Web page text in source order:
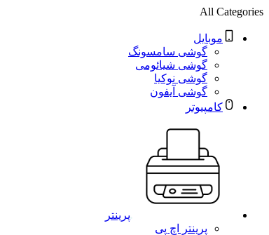
All Categories
موبایل
گوشی سامسونگ
گوشی شیائومی
گوشی نوکیا
گوشی آیفون
کامپیوتر
پرینتر
پرینتر اچ پی